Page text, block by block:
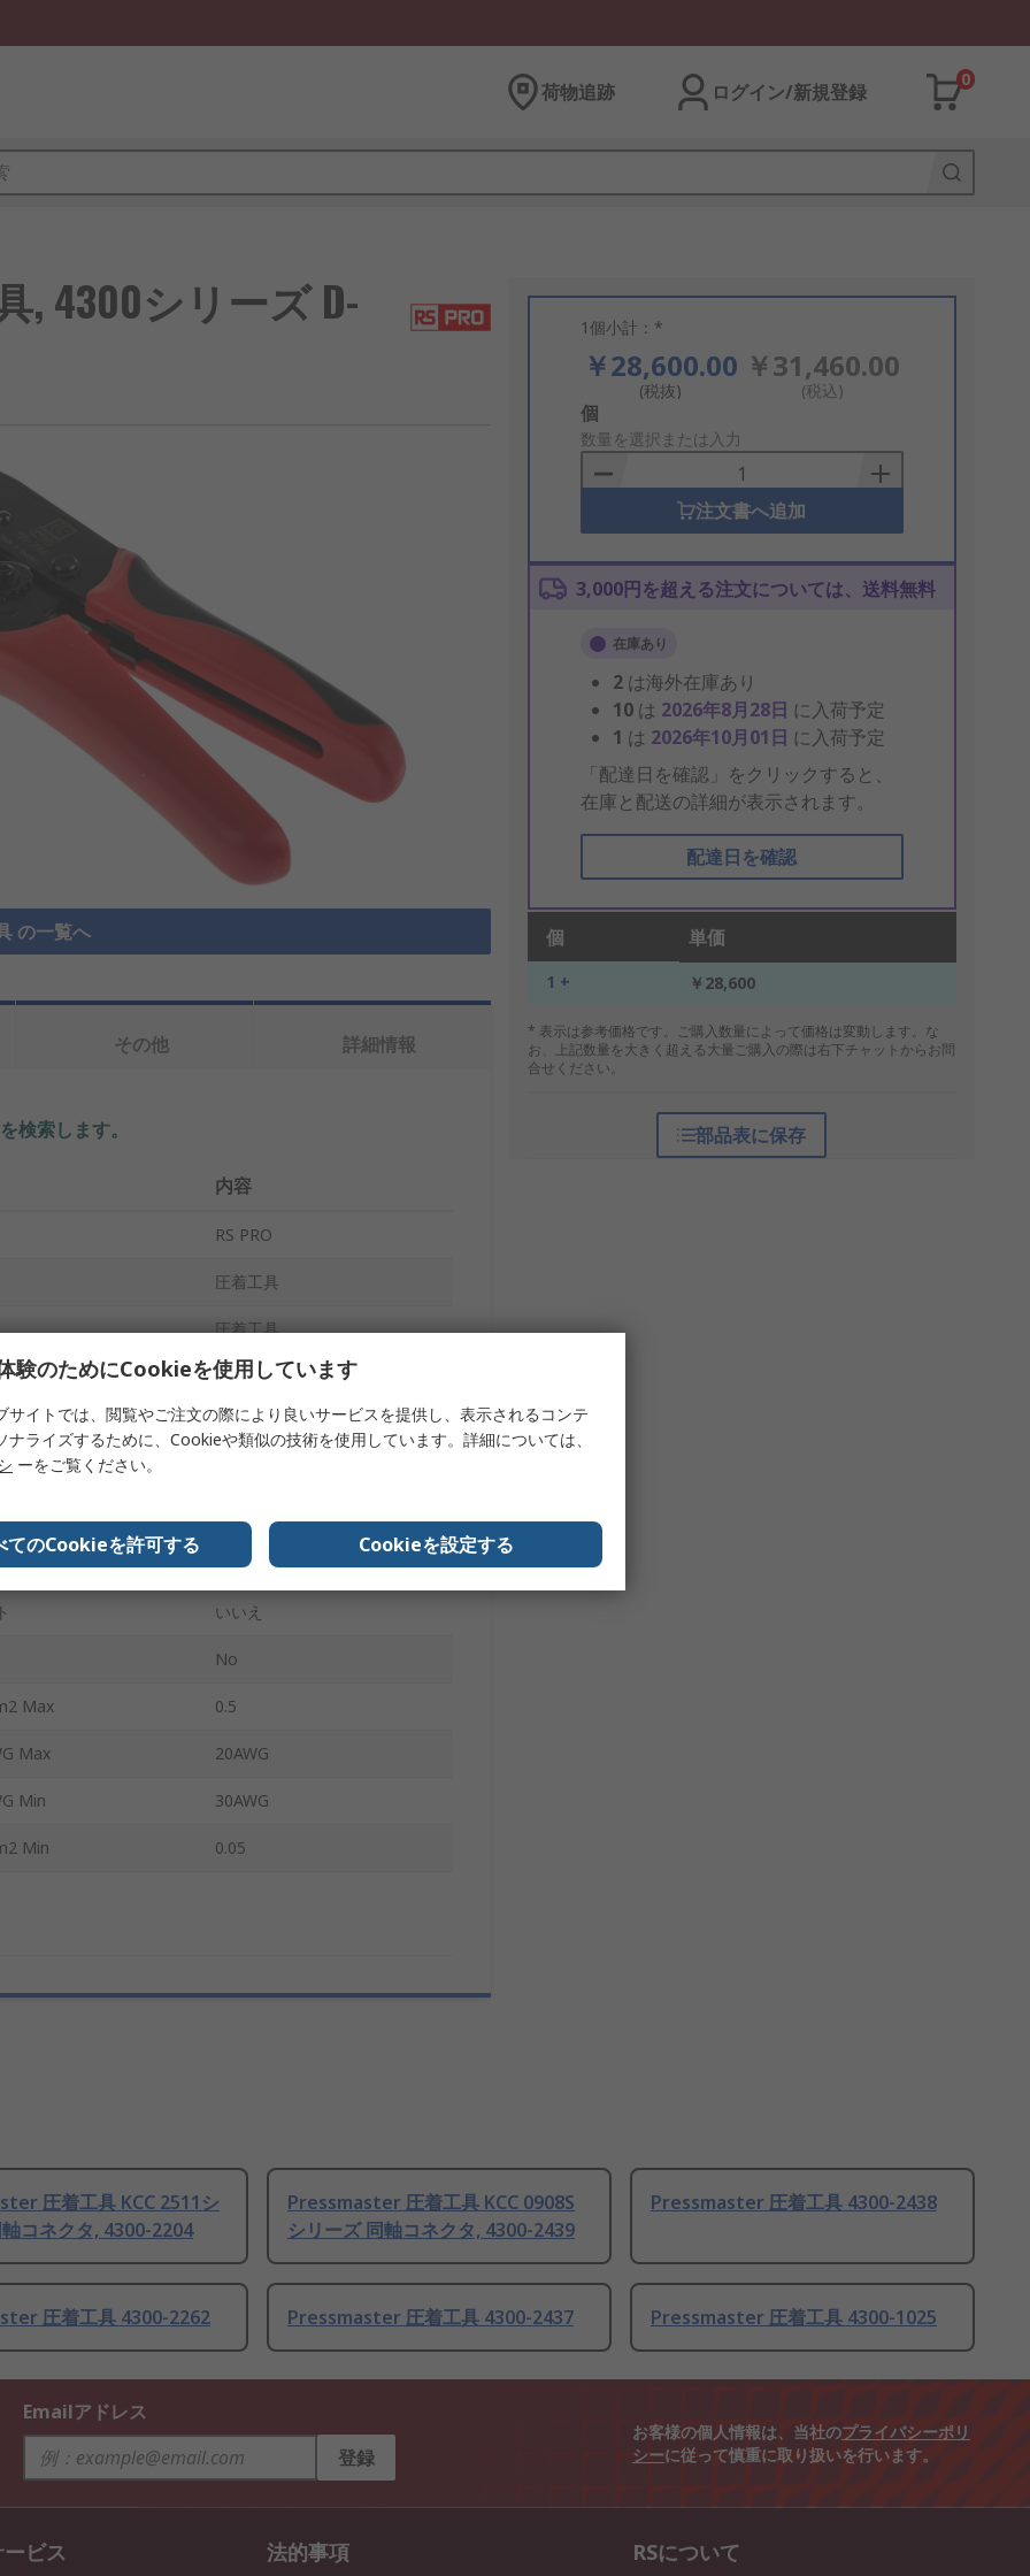
荷物追跡 ログイン/新規登録
0
, 4300シリーズ D-
の一覧へ
1個小計：*
￥28,600.00
(税抜)
￥31,460.00
(税込)
Add
to
Basket
個
数量を選択または入力
注文書へ追加
3,000円を超える注文については、送料無料
在庫あり
2 は海外在庫あり
10 は 2026年8月28日 に入荷予定
1 は 2026年10月01日 に入荷予定
「配達日を確認」をクリックすると、
在庫と配送の詳細が表示されます。
配達日を確認
個 単価
1 + ￥28,600
* 表示は参考価格です。ご購入数量によって価格は変動します。な
お、上記数量を大きく超える大量ご購入の際は右下チャットからお問
合せください。
部品表に保存
その他 詳細情報
検索します。
内容
RS PRO
圧着工具
圧着工具
プレーン
D-Sub-Bコネクタ
4300
198mm
いいえ
No
Max 0.5
Max 20AWG
Min 30AWG
Min 0.05
圧着工具 KCC 2511シ
コネクタ, 4300-2204
Pressmaster 圧着工具 KCC 0908S
シリーズ 同軸コネクタ, 4300-2439
Pressmaster 圧着工具 4300-2438
圧着工具 4300-2262 Pressmaster 圧着工具 4300-2437 Pressmaster 圧着工具 4300-1025
Emailアドレス
登録
お客様の個人情報は、当社のプライバシーポリ
シーに従って慎重に取り扱いを行います。
ビス 法的事項 RSについて
験のためにCookieを使用しています
サイトでは、閲覧やご注文の際により良いサービスを提供し、表示されるコンテ
ナライズするために、Cookieや類似の技術を使用しています。詳細については、
ーをご覧ください。
てのCookieを許可する Cookieを設定する